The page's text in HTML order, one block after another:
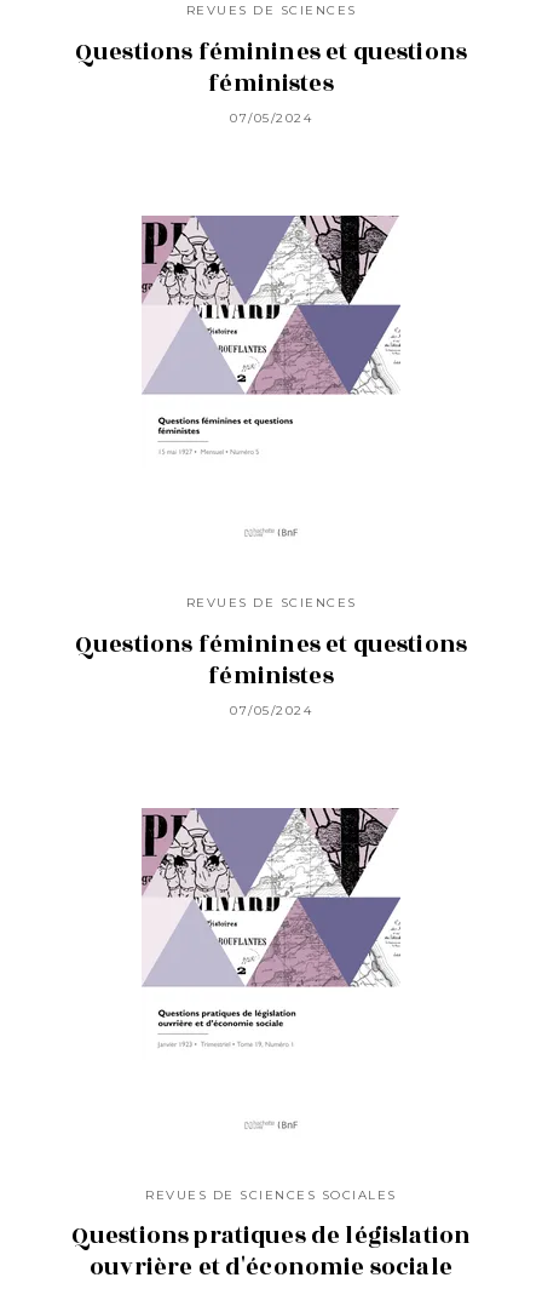
REVUES DE SCIENCES
Questions féminines et questions
féministes
07/05/2024
REVUES DE SCIENCES
Questions féminines et questions
féministes
07/05/2024
REVUES DE SCIENCES SOCIALES
Questions pratiques de législation
ouvrière et d'économie sociale